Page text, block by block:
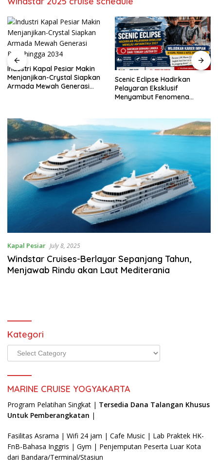
Jogya,marine
yogyakarta,marine
cruise
Yogya,sekolah
kapal
pesiar,Kerja
kapal
pesiar
pesiar
Yogyakarta,pelatihan
singkat
pesiar,sekolah
jaminan
kerja
kapal
negeri,agency
resmi
kapal
Industri Kapal Pesiar Makin
Menjanjikan-Crystal Siapkan
Armada Mewah Generasi
Scenic Eclipse Hadirkan
Pelayaran Eksklusif
Menyambut Fenomena
Kapal Pesiar July 8, 2025
Windstar Cruises-Berlayar Sepanjang Tahun,
Menjawab Rindu akan Laut Mediterania
Kategori
Kategori
MARINE CRUISE YOGYAKARTA
Program Pelatihan Singkat | Tersedia Dana Talangan Khusus
Untuk Pemberangkatan |
Fasilitas Asrama | Wifi 24 jam | Cafe Music | Lab Praktek HK-
FnB-Bahasa Inggris | Gym | Penjemputan Peserta Luar Kota
dari Bandara/Terminal/Stasiun